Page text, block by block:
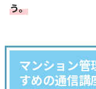
う。
マンション管
すめの通信講